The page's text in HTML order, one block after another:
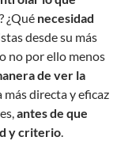
¿Qué necesidad
desde su más
no por ello menos
de ver la
más directa y eficaz
antes de que
y criterio.